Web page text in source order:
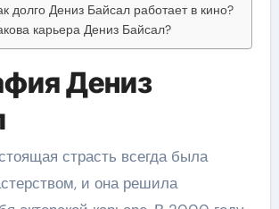
долго Дениз Байсал работает в кино?
карьера Дениз Байсал?
Дениз
страсть всегда была
и она решила